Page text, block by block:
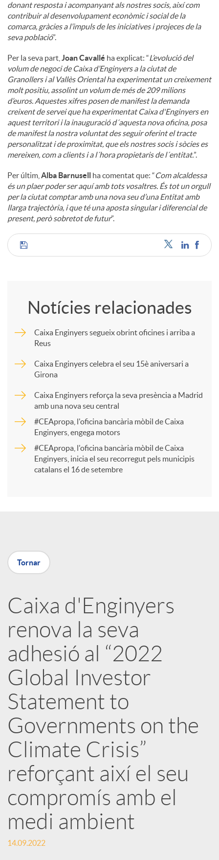
donant resposta i acompanyant als nostres socis, així com
contribuir al desenvolupament econòmic i social de la
comarca, gràcies a l’impuls de les iniciatives i projeces de la
seva població”.
Per la seva part, Joan Cavallé ha explicat: “L’evolució del
volum de negoci de Caixa d’Enginyers a la ciutat de
Granollers i al Vallès Oriental ha experimentat un creixement
molt positiu, assolint un volum de més de 209 milions
d’euros. Aquestes xifres posen de manifest la demanda
creixent de servei que ha experimentat Caixa d'Enginyers en
aquest territori i la inauguració d´aquesta nova oficina, posa
de manifest la nostra voluntat des seguir oferint el tracte
personalitzat i de proximitat, que els nostres socis i sòcies es
mereixen, com a clients i a l´hora propietaris de l´entitat.”.
Per últim, Alba Barnusell ha comentat que: “Com alcaldessa
és un plaer poder ser aquí amb tots vosaltres. És tot un orgull
per la ciutat comptar amb una nova seu d’una Entitat amb
llarga trajectòria, i que té una aposta singular i diferencial de
present, però sobretot de futur”.
C
m
r
t
X
a
r
x
e
s
S
o
c
i
Notícies relacionades
Caixa Enginyers segueix obrint oficines i arriba a
Reus
Caixa Enginyers celebra el seu 15è aniversari a
Girona
Caixa Enginyers reforça la seva presència a Madrid
amb una nova seu central
#CEApropa, l'oficina bancària mòbil de Caixa
Enginyers, engega motors
#CEApropa, l'oficina bancària mòbil de Caixa
Enginyers, inicia el seu recorregut pels municipis
catalans el 16 de setembre
Tornar
Caixa d'Enginyers
renova la seva
adhesió al “2022
Global Investor
Statement to
Governments on the
Climate Crisis”
reforçant així el seu
compromís amb el
medi ambient
14.09.2022